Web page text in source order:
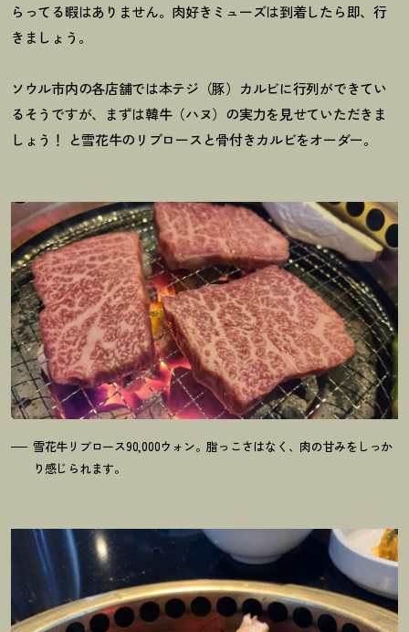
らってる暇はありません。肉好きミューズは到着したら即、行
きましょう。
ソウル市内の各店舗では本テジ（豚）カルビに行列ができてい
るそうですが、まずは韓牛（ハヌ）の実力を見せていただきま
しょう ！ と雪花牛のリブロースと骨付きカルビをオーダー。
雪花牛リブロース90,000ウォン。脂っこさはなく、肉の甘みをしっか
り感じられます。